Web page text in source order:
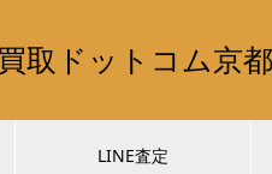
取ドットコム京
LINE査定